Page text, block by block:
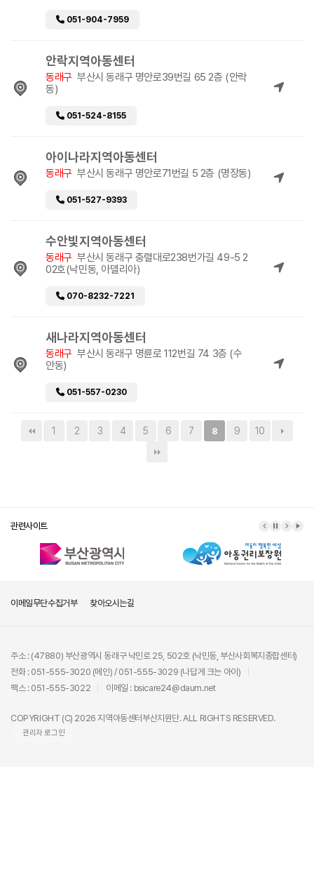
051-904-7959
안락지역아동센터
동래구 부산시 동래구 명안로39번길 65 2층 (안락
동)
051-524-8155
아이나라지역아동센터
동래구 부산시 동래구 명안로71번길 5 2층 (명장동)
051-527-9393
수안빛지역아동센터
동래구 부산시 동래구 충렬대로238번가길 49-5 2
02호(낙민동, 아델리아)
070-8232-7221
새나라지역아동센터
동래구 부산시 동래구 명륜로 112번길 74 3층 (수
안동)
051-557-0230
1 2 3 4 5 6 7 8 9 10
관련사이트
이메일무단수집거부 찾아오시는길
주소 : (47880) 부산광역시 동래구 낙민로 25, 502호 (낙민동, 부산사회복지종합센터)
전화 : 051-555-3020 (메인) / 051-555-3029 (나답게 크는 아이)
팩스 : 051-555-3022
이메일 : bsicare24@daum.net
COPYRIGHT (C) 2026 지역아동센터부산지원단. ALL RIGHTS RESERVED.
관리자 로그인